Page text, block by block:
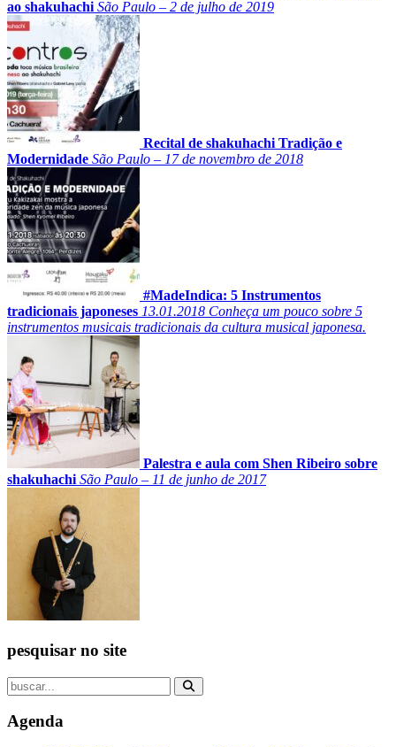
ao shakuhachi São Paulo – 2 de julho de 2019
Recital de shakuhachi Tradição e
Modernidade São Paulo – 17 de novembro de 2018
#MadeIndica: 5 Instrumentos
tradicionais japoneses 13.01.2018 Conheça um pouco sobre 5
instrumentos musicais tradicionais da cultura musical japonesa.
Palestra e aula com Shen Ribeiro sobre
shakuhachi São Paulo – 11 de junho de 2017
pesquisar no site
Agenda